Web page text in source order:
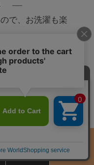
で、お洗濯も楽
（当社比）のカバーです！
、夏はサラッと、春秋はふ
ただけるダブルガーゼで
乾きやすいので、お洗濯も
カート